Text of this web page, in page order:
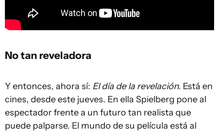
No tan reveladora
Y entonces, ahora sí: El día de la revelación. Está en
cines, desde este jueves. En ella Spielberg pone al
espectador frente a un futuro tan realista que
puede palparse. El mundo de su película está al